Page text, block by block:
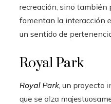
recreación, sino también
fomentan la interacción
un sentido de
Royal Park
Royal Park, un proyecto
que se alza